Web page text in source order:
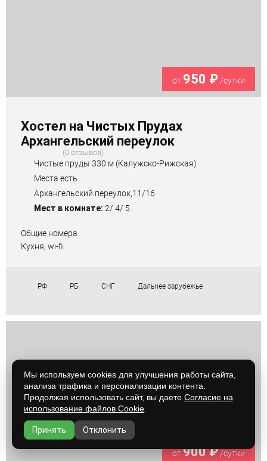
от 950 ₽/сутки
Хостел на Чистых Прудах
Архангельский переулок
0 отзывов
Чистые пруды 330 м (Калужско-Рижская)
Места есть
Архангельский переулок,11/16
Мест в комнате: 2/ 4/ 5
Общие номера
Кухня, wi-fi
РФ РБ СНГ Дальнее зарубежье
от900 ₽/сутки
Мы используем cookies для улучшения работы сайта,
анализа трафика и персонализации контента.
Продолжая использовать сайт, вы даете Согласие на
использование файлов Cookie
Принять Отклонить